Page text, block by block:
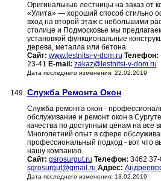
Оригинальные лестницы на заказ от
«Улита» — хороший способ стильно
вход на второй этаж с небольшими
столице и Подмосковье мы
установкой функциональные
дерева, металла или бетона
Сайт: www.lestnitsi-v-dom.ru Телефон:
23-41 E-mail: zakaz@lestnitsi-v-dom.ru
Дата последнего изменения: 22.02.2019
149. Служба Ремонта Окон
Служба ремонта окон -
обслуживание и ремонт окон в
качества по доступным ценам на все
Многолетний опыт в сфере
профессиональный подход - вот что
нашу компанию.
Сайт: gsrosurgut.ru Телефон: 3462
sgrosurgut@gmail.ru Адрес:
Дата последнего изменения: 13.02.2019